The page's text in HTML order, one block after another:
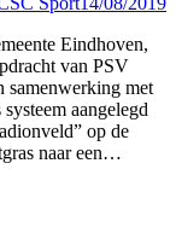
Eindhoven,
van PSV
samenwerking met
aangelegd
op de
naar een…